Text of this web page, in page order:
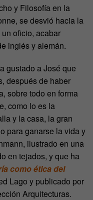
y Filosofía en la
se desvió hacia la
oficio, acabar
inglés y alemán.
gustado a José que
después de haber
sobre todo en forma
como lo es la
y la casa, la gran
para ganarse la vida y
ilustrado en una
en tejados, y que ha
como ética del
Lago y publicado por
Arquitecturas.